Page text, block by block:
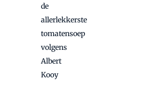
de
allerlekkerste
tomatensoep
volgens
Albert
Kooy